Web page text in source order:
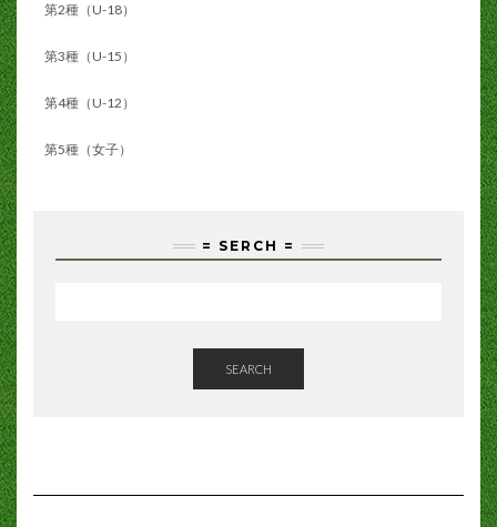
第2種（U-18）
第3種（U-15）
第4種（U-12）
第5種（女子）
= SERCH =
SEARCH